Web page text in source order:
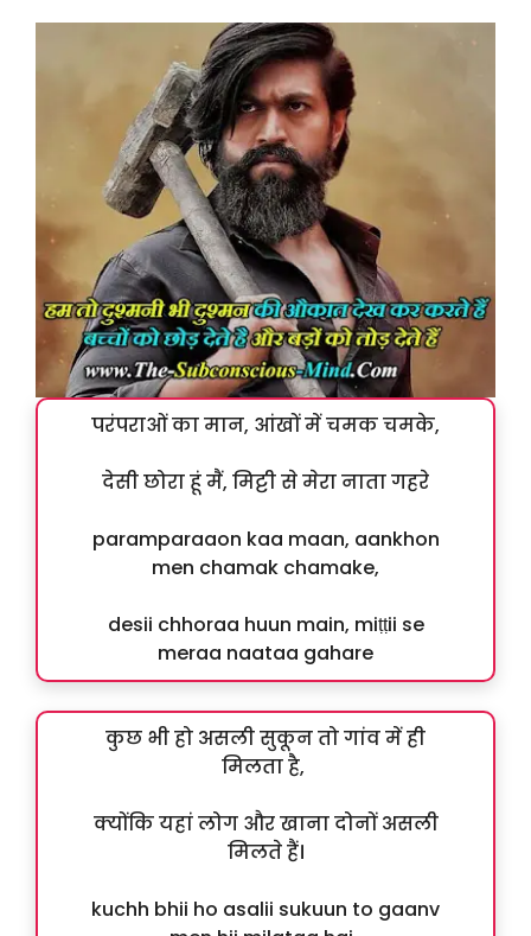
परंपराओं का मान, आंखों में चमक चमके,
देसी छोरा हूं मैं, मिट्टी से मेरा नाता गहरे
paramparaaon kaa maan, aankhon
men chamak chamake,
desii chhoraa huun main, miṭṭii se
meraa naataa gahare
कुछ भी हो असली सुकून तो गांव में ही
मिलता है,
क्योंकि यहां लोग और खाना दोनों असली
मिलते हैं।
kuchh bhii ho asalii sukuun to gaanv